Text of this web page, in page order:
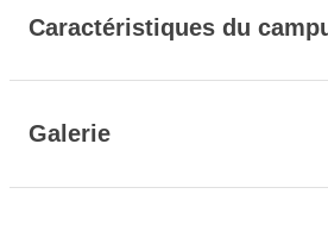
Caractéristiques du
Galerie